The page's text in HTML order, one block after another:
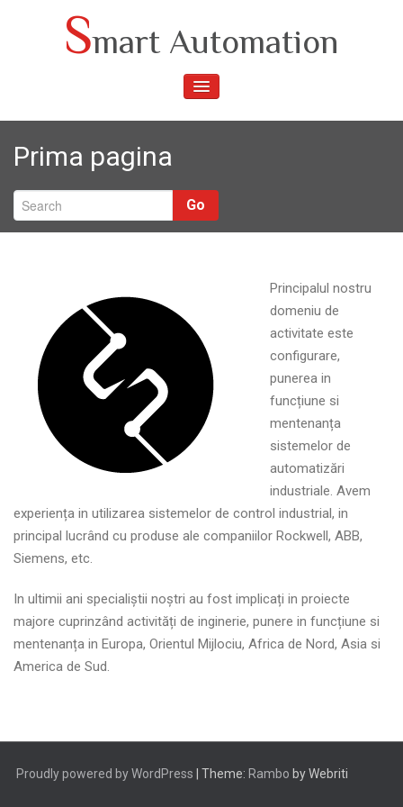
Smart Automation
TOGGLE
Prima pagina
Go
Principalul nostru
domeniu de
activitate este
configurare,
punerea in
funcțiune si
mentenanța
sistemelor de
automatizări
industriale. Avem
experiența in utilizarea sistemelor de control industrial, in
principal lucrând cu produse ale companiilor Rockwell, ABB,
Siemens, etc.
In ultimii ani specialiștii noștri au fost implicați in proiecte
majore cuprinzând activități de inginerie, punere in funcțiune si
mentenanța in Europa, Orientul Mijlociu, Africa de Nord, Asia si
America de Sud.
Proudly powered by WordPress | Theme: Rambo by Webriti